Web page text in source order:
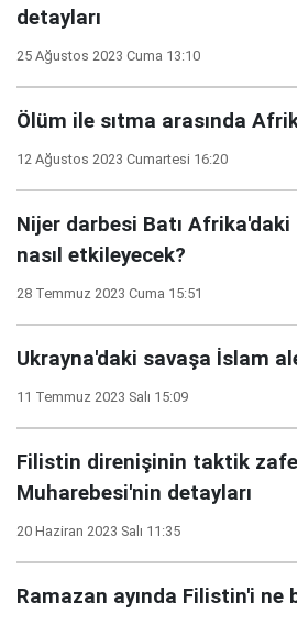
detayları
25 Ağustos 2023 Cuma 13:10
Ölüm ile sıtma arasında
12 Ağustos 2023 Cumartesi 16:20
Nijer darbesi Batı Afrika'daki
nasıl etkileyecek?
28 Temmuz 2023 Cuma 15:51
Ukrayna'daki savaşa İslam
11 Temmuz 2023 Salı 15:09
Filistin direnişinin taktik
Muharebesi'nin detayları
20 Haziran 2023 Salı 11:35
Ramazan ayında Filistin'i ne